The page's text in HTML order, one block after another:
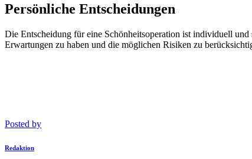
Persönliche Entscheidungen
Die Entscheidung für eine Schönheitsoperation ist individuell
Erwartungen zu haben und die möglichen Risiken zu
Posted by
Redaktion